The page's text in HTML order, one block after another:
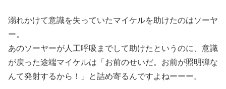
溺れかけて意識を失っていたマイケルを助けたのはソーヤ
ー。
あのソーヤーが人工呼吸までして助けたというのに、意識
が戻った途端マイケルは「お前のせいだ。お前が照明弾な
んて発射するから！」と詰め寄る んですよねーーー。